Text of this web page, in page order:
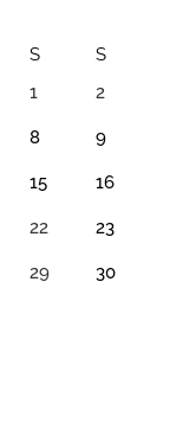
S
S
1
2
8 9
15 16
22 23
29 30